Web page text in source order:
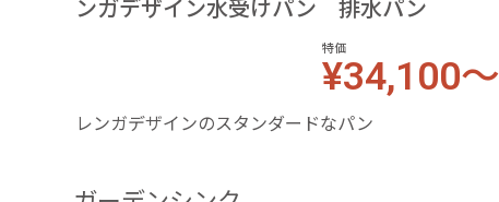
ンガデザイン水受けパン 排水パン
特価
¥34,100～
レンガデザインのスタンダードなパン